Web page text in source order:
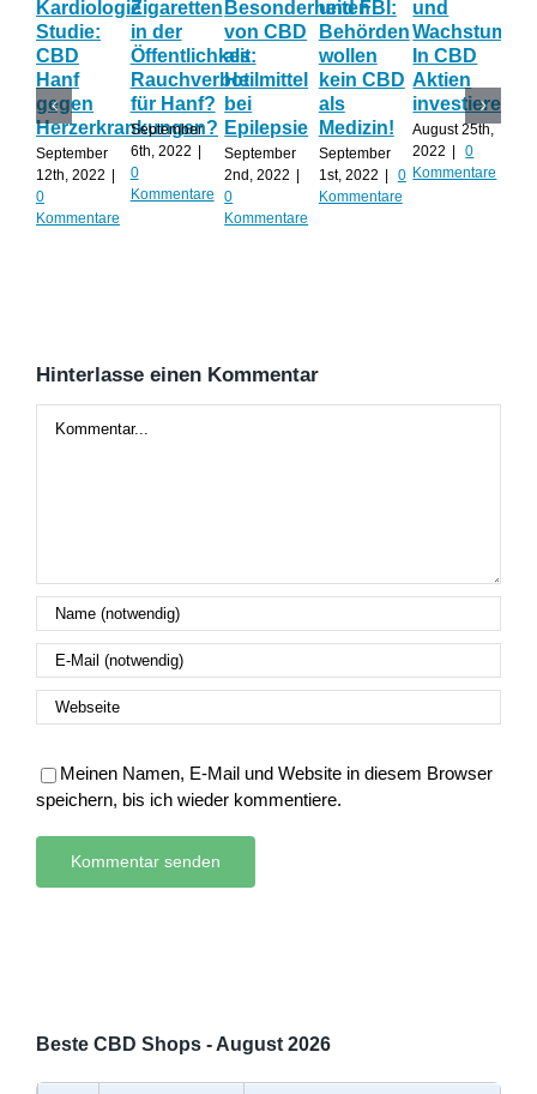
Kardiologie
Studie:
CBD
Hanf
gegen
Herzerkrankungen?
September
12th, 2022
0
Kommentare
Zigaretten
in der
Öffentlichkeit:
Rauchverbot
für Hanf?
September
6th, 2022
0
Kommentare
Besonderheiten
von CBD
als
Heilmittel
bei
Epilepsie
September
2nd, 2022
0
Kommentare
und FBI:
Behörden
wollen
kein CBD
als
Medizin!
September
1st, 2022
0
Kommentare
und
Wachstum:
In CBD
Aktien
investieren?
August 25th,
2022
0
Kommentare
Hinterlasse einen Kommentar
Meinen Namen, E-Mail und Website in diesem Browser
speichern, bis ich wieder kommentiere.
Beste CBD Shops - August 2026